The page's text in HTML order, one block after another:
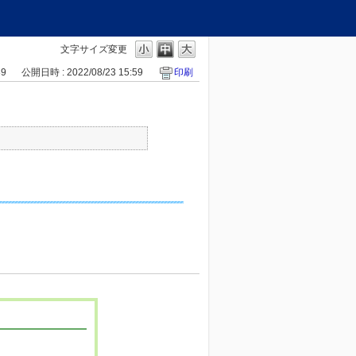
文字サイズ変更
公開日時 : 2022/08/23 15:59 印刷